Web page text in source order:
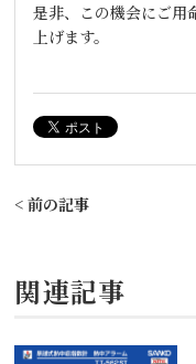
是非、この機会にご用
上げます。
< 前の記事
関連記事